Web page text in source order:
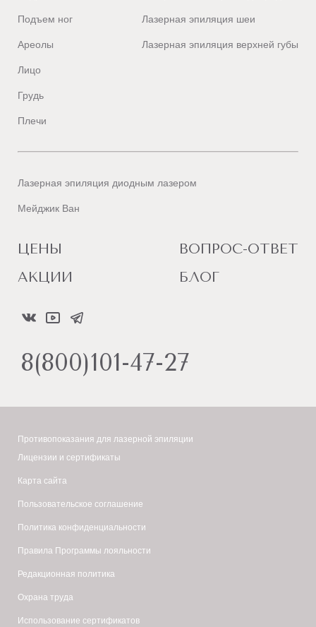
Подъем ног
Ареолы
Лицо
Грудь
Плечи
Лазерная эпиляция шеи
Лазерная эпиляция верхней губы
Лазерная эпиляция диодным лазером
Мейджик Ван
ЦЕНЫ
АКЦИИ
ВОПРОС-ОТВЕТ
БЛОГ
8(800)101-47-27
Противопоказания для лазерной эпиляции
Лицензии и сертификаты
Карта сайта
Пользовательское соглашение
Политика конфиденциальности
Правила Программы лояльности
Редакционная политика
Охрана труда
Использование сертификатов